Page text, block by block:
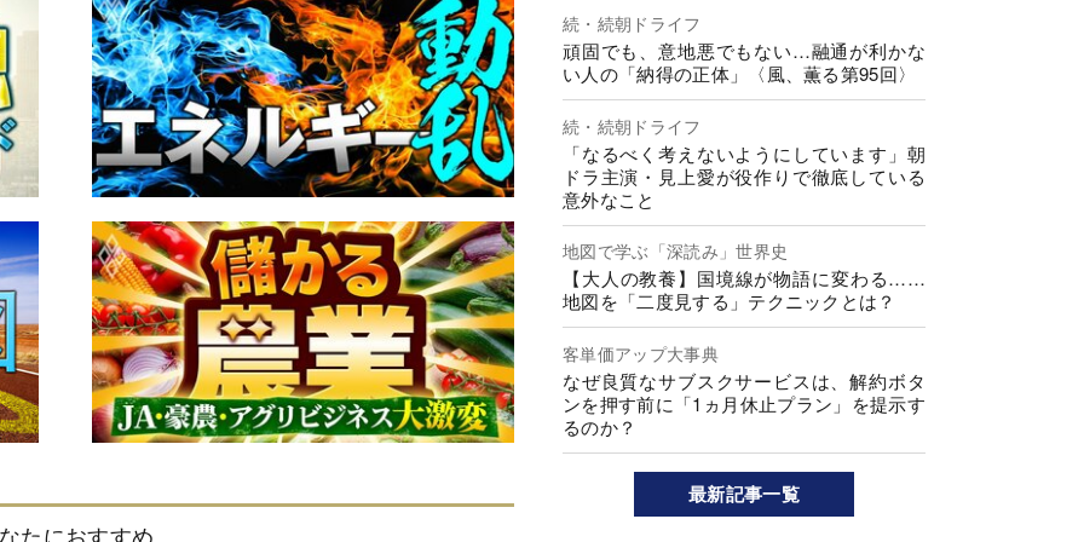
たにおすすめ
続・続朝ドライフ
頑固でも、意地悪でもない…融通が利かな
い人の「納得の正体」〈風、薫る第95回〉
続・続朝ドライフ
「なるべく考えないようにしています」朝
ドラ主演・見上愛が役作りで徹底している
意外なこと
地図で学ぶ「深読み」世界史
【大人の教養】国境線が物語に変わる……
地図を「二度見する」テクニックとは？
客単価アップ大事典
なぜ良質なサブスクサービスは、解約ボタ
ンを押す前に「1ヵ月休止プラン」を提示す
るのか？
最新記事一覧